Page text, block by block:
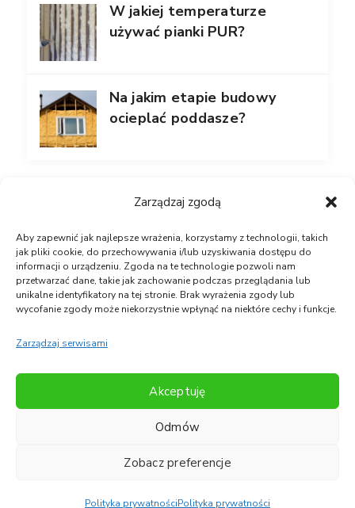
Zarządzaj zgodą
Aby zapewnić jak najlepsze wrażenia, korzystamy z technologii, takich
jak pliki cookie, do przechowywania i/lub uzyskiwania dostępu do
informacji o urządzeniu. Zgoda na te technologie pozwoli nam
przetwarzać dane, takie jak zachowanie podczas przeglądania lub
unikalne identyfikatory na tej stronie. Brak wyrażenia zgody lub
wycofanie zgody może niekorzystnie wpłynąć na niektóre cechy i funkcje.
Zarządzaj serwisami
Akceptuję
Odmów
Zobacz preferencje
Polityka prywatnościPolityka prywatności
W jakiej temperaturze
używać pianki PUR?
Na jakim etapie budowy
ocieplać poddasze?
Copyright © Symeria 2021Polityka Prywatności
realizacja:4e agencja reklamowa